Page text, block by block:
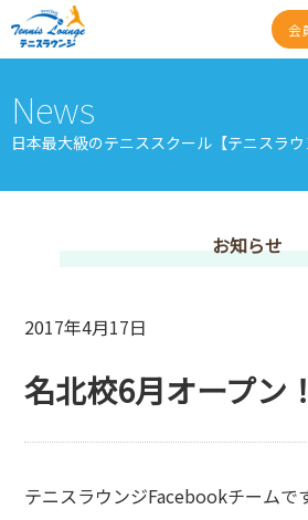
会
News
日本最大級のテニススクール【テニスラ
お知らせ
2017年4月17日
名北校6月オープン！
テニスラウンジFacebookチームです